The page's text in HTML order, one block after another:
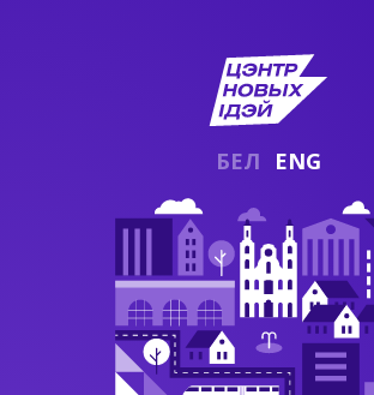
БЕЛ ENG